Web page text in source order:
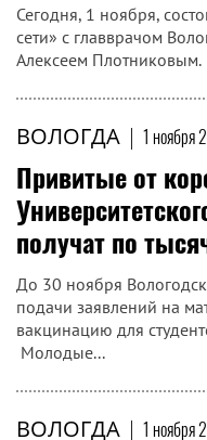
Сегодня, 1 ноября,
сети» с главврачом
Алексеем
ВОЛОГДА | 1 ноября
Привитые от
получат по
До 30 ноября
подачи заявлений на
вакцинацию для
Молодые...
ВОЛОГДА | 1 ноября